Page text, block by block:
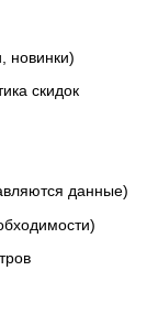
новинки)
скидок
данные)